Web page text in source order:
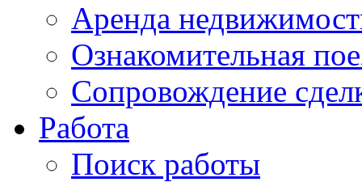
Аренда
Ознакомительная
Сопровождение
Работа
Поиск работы